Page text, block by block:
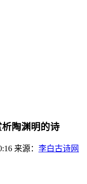
析陶渊明的诗
来源： 李白古诗网